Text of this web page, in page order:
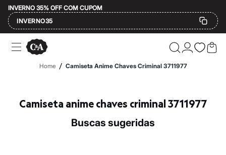
INVERNO 35% OFF COM CUPOM
INVERNO35
Ofertas
Compre por Departamento
Feminino
Mindse7
Plus Size
Home / Camiseta Anime Chaves Criminal 3711977
Camiseta anime chaves criminal 3711977
buscas sugeridas